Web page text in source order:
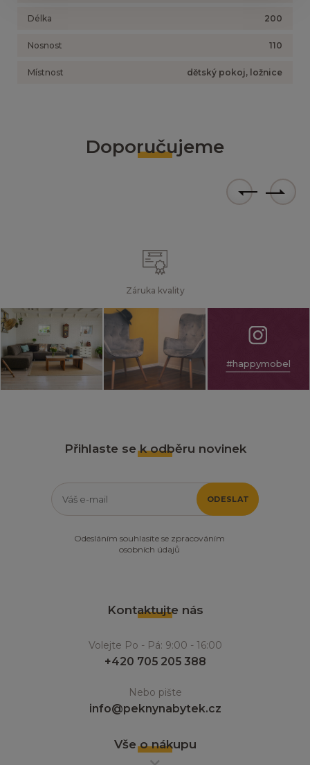
Délka 200
Nosnost 110
Místnost dětský pokoj, ložnice
Doporučujeme
Záruka kvality
#happymobel
Přihlaste se k odběru novinek
ODESLAT
Odesláním souhlasíte se zpracováním
osobních údajů
Kontaktujte nás
Volejte Po - Pá: 9:00 - 16:00
+420 705 205 388
Nebo pište
info@peknynabytek.cz
Vše o nákupu